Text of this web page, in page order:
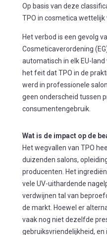
Op basis van deze
TPO in cosmetica wettelijk
Het verbod is een gevolg
Cosmeticaverordening
automatisch in elk EU-
het feit dat TPO in de
werd in professionele
geen onderscheid tussen
consumentengebruik.
Wat is de impact op de
Het wegvallen van TPO
duizenden salons,
producenten. Het
vele UV-uithardende
verdwijnen tal van
de markt. Hoewel er
vaak nog niet dezelfde
gebruiksvriendelijkheid, en